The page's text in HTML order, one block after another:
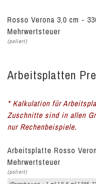
Rosso Verona 3,0 cm -
Mehrwertsteuer
(poliert)
Arbeitsplatten
* Kalkulation für
Zuschnitte sind in allen
nur Rechenbeispiele.
Arbeitsplatte Rosso
Mehrwertsteuer
(poliert)
2 2